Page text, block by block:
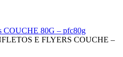
COUCHE 80G – pfc80g
E FLYERS COUCHE –